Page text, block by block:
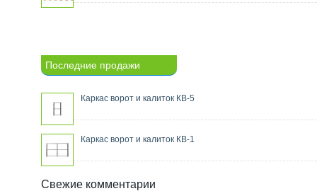
Последние продажи
Каркас ворот и калиток КВ-5
Каркас ворот и калиток КВ-1
Свежие комментарии